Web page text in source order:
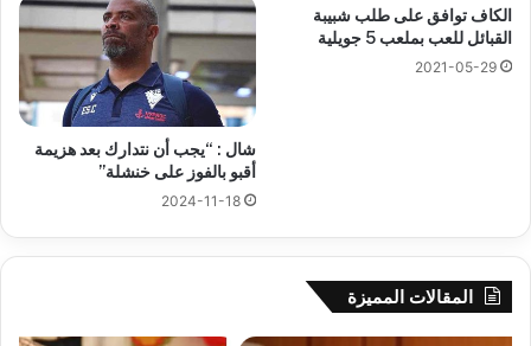
الكاف توافق على طلب شبيبة
القبائل للعب بملعب 5 جويلية
2021-05-29
شال : “يجب أن نتدارك بعد هزيمة
أقبو بالفوز على خنشلة”
2024-11-18
المقالات المميزة